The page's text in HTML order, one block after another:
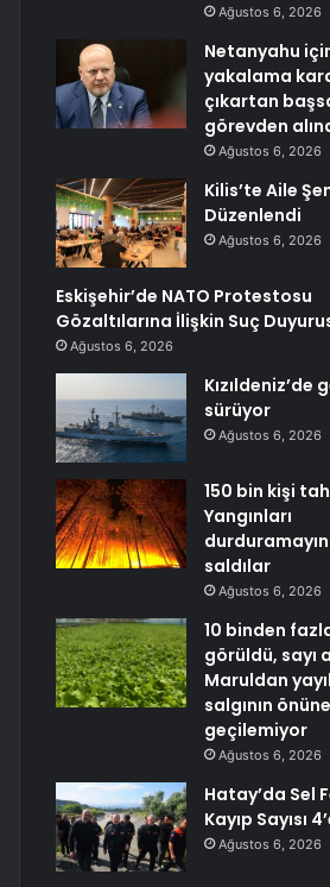
Ağustos 6, 2026
Netanyahu
yakalama
çıkartan
görevden
Ağustos 6, 2026
Kilis’te Aile
Düzenlendi
Ağustos 6, 2026
Eskişehir’de NATO Protestosu
Gözaltılarına İlişkin Suç
Ağustos 6, 2026
Kızıldeniz’de
sürüyor
Ağustos 6, 2026
150 bin kişi
Yangınları
saldılar
Ağustos 6, 2026
10 binden
görüldü, sayı
Maruldan
salgının önüne
geçilemiyor
Ağustos 6, 2026
Hatay’da Sel
Kayıp Sayısı
Ağustos 6, 2026